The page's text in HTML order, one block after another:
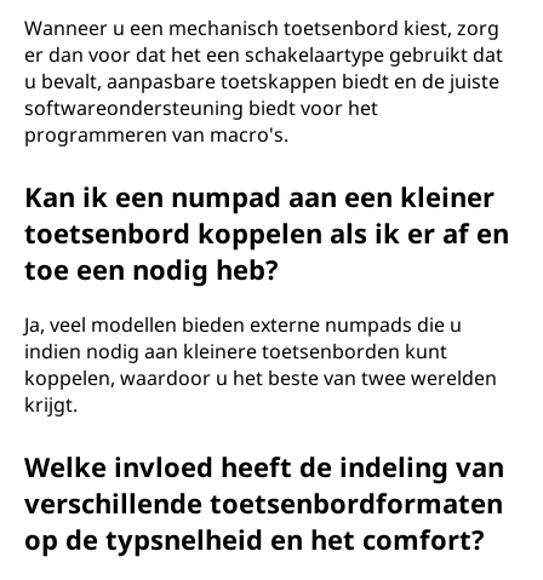
Wanneer u een mechanisch toetsenbord kiest, zorg
er dan voor dat het een schakelaartype gebruikt dat
u bevalt, aanpasbare toetskappen biedt en de juiste
softwareondersteuning biedt voor het
programmeren van macro's.
Kan ik een numpad aan een kleiner
toetsenbord koppelen als ik er af en
toe een nodig heb?
Ja, veel modellen bieden externe numpads die u
indien nodig aan kleinere toetsenborden kunt
koppelen, waardoor u het beste van twee werelden
krijgt.
Welke invloed heeft de indeling van
verschillende toetsenbordformaten
op de typsnelheid en het comfort?